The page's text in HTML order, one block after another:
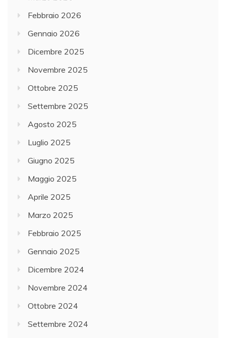
Febbraio 2026
Gennaio 2026
Dicembre 2025
Novembre 2025
Ottobre 2025
Settembre 2025
Agosto 2025
Luglio 2025
Giugno 2025
Maggio 2025
Aprile 2025
Marzo 2025
Febbraio 2025
Gennaio 2025
Dicembre 2024
Novembre 2024
Ottobre 2024
Settembre 2024